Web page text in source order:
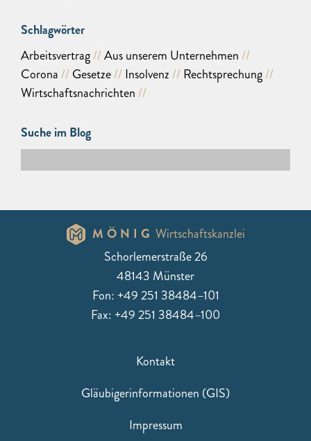
Schlagwörter
Arbeitsvertrag
Aus unserem Unternehmen
Corona
Gesetze Insolvenz
Rechtsprechung
Wirtschaftsnachrichten
Suche im Blog
MÖNIG Wirtschaftskanzlei
Schorlemerstraße 26
48143 Münster
Fon: +49 251 38484–101
Fax: +49 251 38484–100
Kontakt
Gläubigerinformationen (GIS)
Impressum